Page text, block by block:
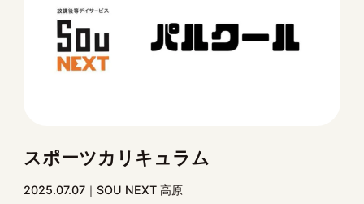
スポーツカリキュラム
2025.07.07 SOU NEXT 高原